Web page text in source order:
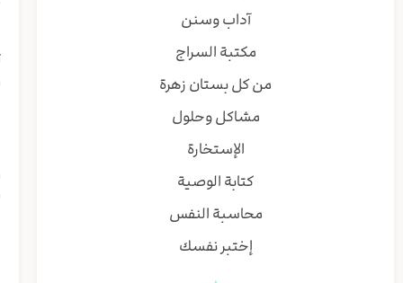
آداب وسنن
مكتبة السراج
من كل بستان زهرة
مشاكل وحلول
الإستخارة
كتابة الوصية
محاسبة النفس
إختبر نفسك